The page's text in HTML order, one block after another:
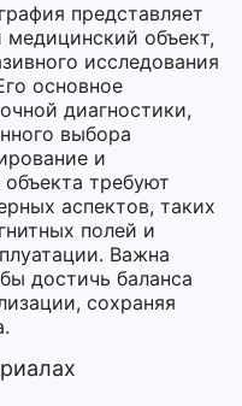
представляет
объект,
исследования
основное
диагностики,
выбора
и
требуют
аспектов, таких
полей и
Важна
достичь баланса
сохраняя